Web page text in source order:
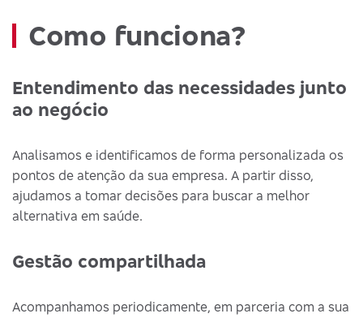
Como funciona?
Entendimento das necessidades junto
ao negócio
Analisamos e identificamos de forma personalizada os
pontos de atenção da sua empresa. A partir disso,
ajudamos a tomar decisões para buscar a melhor
alternativa em saúde.
Gestão compartilhada
Acompanhamos periodicamente, em parceria com a sua